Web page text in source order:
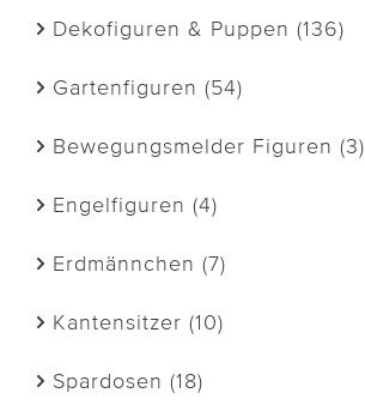
Dekofiguren & Puppen (136)
Gartenfiguren (54)
Bewegungsmelder Figuren (3)
Engelfiguren (4)
Erdmännchen (7)
Kantensitzer (10)
Spardosen (18)